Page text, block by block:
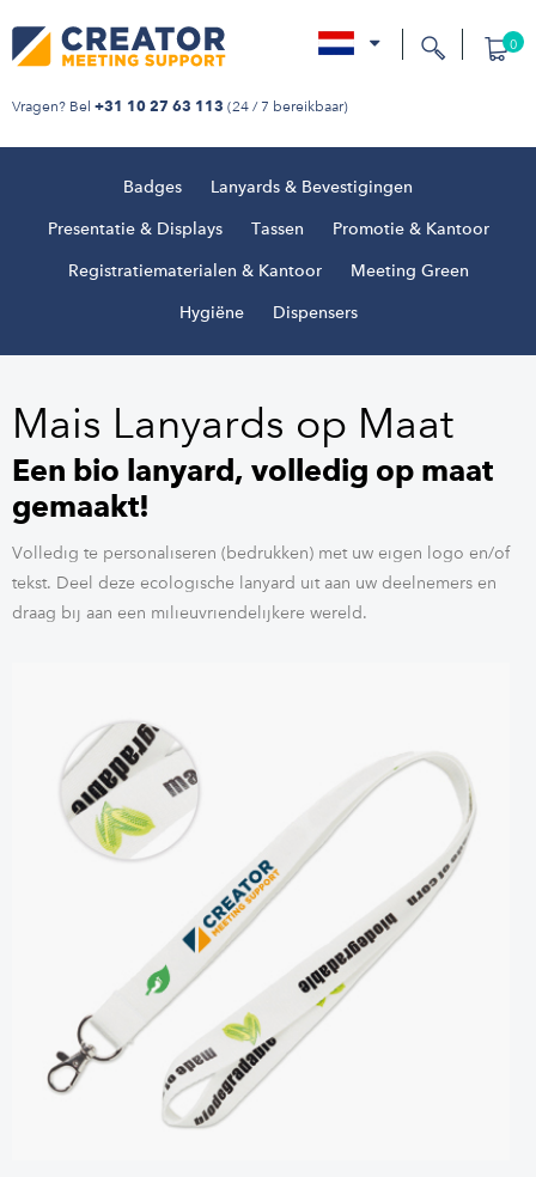
Vragen? Bel +31 10 27 63 113 (24 / 7 bereikbaar)
0
Badges Lanyards & Bevestigingen
Presentatie & Displays Tassen Promotie & Kantoor
Registratiematerialen & Kantoor Meeting Green
Hygiëne Dispensers
Mais Lanyards op Maat
Een bio lanyard, volledig op maat
gemaakt!
Volledig te personaliseren (bedrukken) met uw eigen logo en/of
tekst. Deel deze ecologische lanyard uit aan uw deelnemers en
draag bij aan een milieuvriendelijkere wereld.